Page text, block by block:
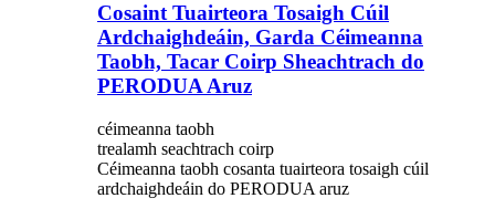
Cosaint Tuairteora Tosaigh Cúil
Ardchaighdeáin, Garda Céimeanna
Taobh, Tacar Coirp Sheachtrach do
PERODUA Aruz
céimeanna taobh
trealamh seachtrach coirp
Céimeanna taobh cosanta tuairteora tosaigh cúil
ardchaighdeáin do PERODUA aruz